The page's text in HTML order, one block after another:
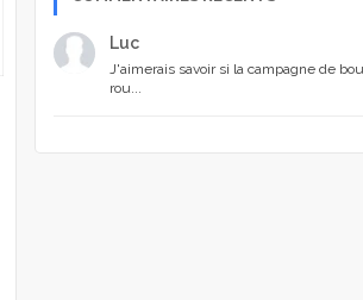
Luc
J'aimerais savoir si la campagne de
rou...